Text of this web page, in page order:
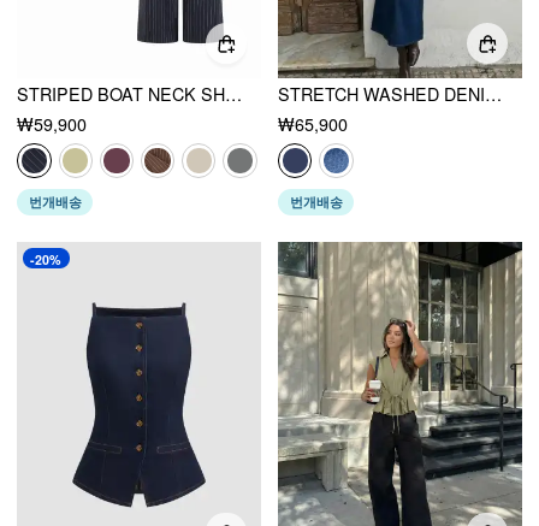
STRIPED BOAT NECK SHORT SLEEVE WRAP KNOTTED TOP & MID RISE STRAIGHT LEG TROUSERS SET
₩59,900
번개배송
STRETCH WASHED DENIM HALTER NECK A-LINE MAXI DRESS
₩65,900
번개배송
-20%